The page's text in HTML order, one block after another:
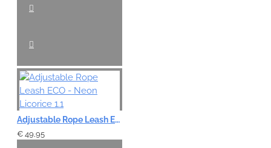
Adjustable Rope Leash ECO - Neon Licorice 1.1
€ 49,95